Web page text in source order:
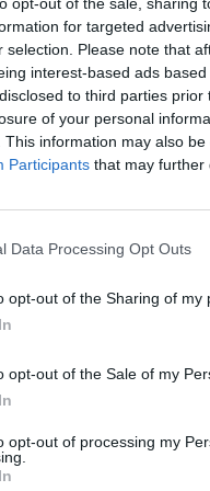
for targeted
selection. Please note that
interest-based ads
to third parties
of your personal
This information may also
Participants that may further
Data Processing Opt Outs
opt-out of the Sharing of my
opt-out of the Sale of my
opt-out of processing my
tournées vers
et le Burkina Faso.
groupe, en plus du
la phase finale
3 / Soudan 0 Afrique
Nigéria 1 . Congo 2
du Sud 4 pts, Nigéria
B